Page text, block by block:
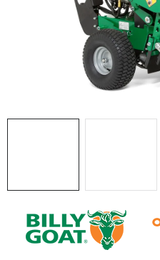
OCHRANA
JAK NAKUPOVAT